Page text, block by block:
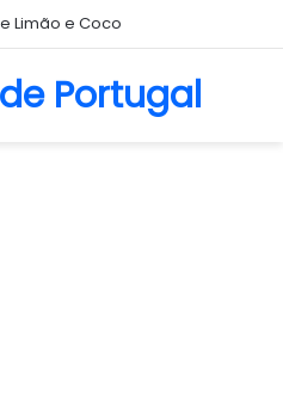
Limão e Coco
Portugal